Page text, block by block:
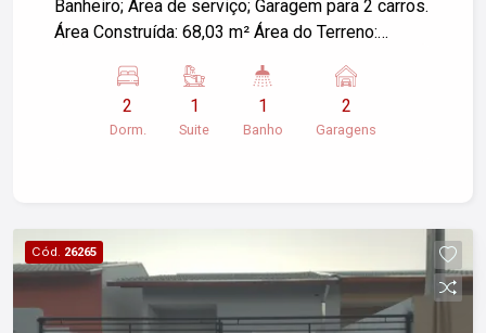
Banheiro; Área de serviço; Garagem para 2 carros.
Área Construída: 68,03 m² Área do Terreno:
um lar confortável em uma localização tranquila.
Agende já sua visita e venha conhecer seu novo
2
Dorm.
1
Suite
1
Banho
2
Garagens
Cód. 26265